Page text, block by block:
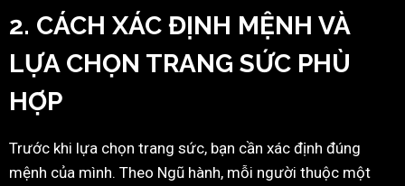
2. CÁCH XÁC ĐỊNH MỆNH VÀ
LỰA CHỌN TRANG SỨC PHÙ
HỢP
Trước khi lựa chọn trang sức, bạn cần xác định đúng
mệnh của mình. Theo Ngũ hành, mỗi người thuộc một